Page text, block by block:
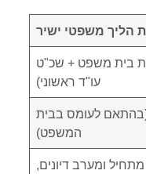
הליך משפטי ישיר
בית משפט + שכ"ט
עו"ד ראשוני)
לעומס בבית
המשפט)
ומערב דיונים,